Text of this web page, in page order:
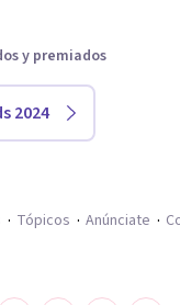
y premiados
2024
Tópicos Anúnciate